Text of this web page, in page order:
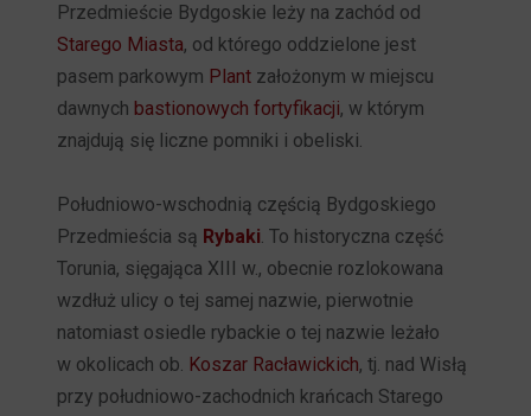
Przedmieście Bydgoskie leży na zachód od
Starego Miasta, od którego oddzielone jest
pasem parkowym Plant założonym w miejscu
dawnych bastionowych fortyfikacji, w którym
znajdują się liczne pomniki i obeliski.
Południowo-wschodnią częścią Bydgoskiego
Przedmieścia są Rybaki. To historyczna część
Torunia, sięgająca XIII w., obecnie rozlokowana
wzdłuż ulicy o tej samej nazwie, pierwotnie
natomiast osiedle rybackie o tej nazwie leżało
w okolicach ob. Koszar Racławickich, tj. nad Wisłą
przy południowo-zachodnich krańcach Starego